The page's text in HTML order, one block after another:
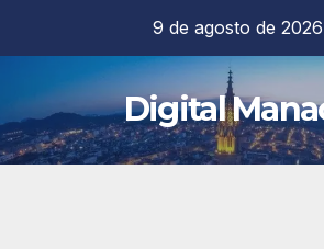
contenido
9 de agosto de 2026
Digital